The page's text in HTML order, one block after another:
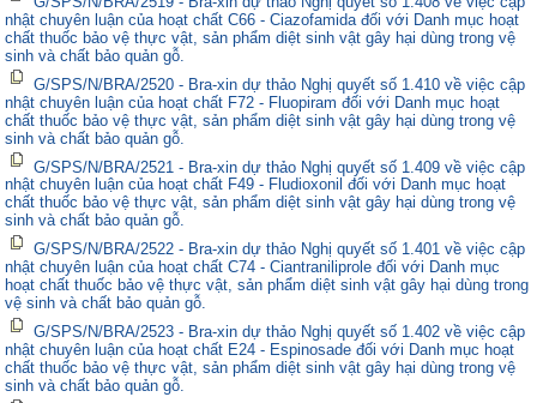
nhật chuyên luận của hoạt chất C66 - Ciazofamida đối với Danh mục hoạt
chất thuốc bảo vệ thực vật, sản phẩm diệt sinh vật gây hại dùng trong vệ
sinh và chất bảo quản gỗ.
G/SPS/N/BRA/2520 - Bra-xin dự thảo Nghị quyết số 1.410 về việc cập
nhật chuyên luận của hoạt chất F72 - Fluopiram đối với Danh mục hoạt
chất thuốc bảo vệ thực vật, sản phẩm diệt sinh vật gây hại dùng trong vệ
sinh và chất bảo quản gỗ.
G/SPS/N/BRA/2521 - Bra-xin dự thảo Nghị quyết số 1.409 về việc cập
nhật chuyên luận của hoạt chất F49 - Fludioxonil đối với Danh mục hoạt
chất thuốc bảo vệ thực vật, sản phẩm diệt sinh vật gây hại dùng trong vệ
sinh và chất bảo quản gỗ.
G/SPS/N/BRA/2522 - Bra-xin dự thảo Nghị quyết số 1.401 về việc cập
nhật chuyên luận của hoạt chất C74 - Ciantraniliprole đối với Danh mục
hoạt chất thuốc bảo vệ thực vật, sản phẩm diệt sinh vật gây hại dùng trong
vệ sinh và chất bảo quản gỗ.
G/SPS/N/BRA/2523 - Bra-xin dự thảo Nghị quyết số 1.402 về việc cập
nhật chuyên luận của hoạt chất E24 - Espinosade đối với Danh mục hoạt
chất thuốc bảo vệ thực vật, sản phẩm diệt sinh vật gây hại dùng trong vệ
sinh và chất bảo quản gỗ.